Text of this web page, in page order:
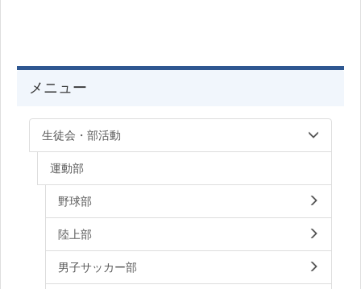
メニュー
生徒会・部活動
運動部
野球部
陸上部
男子サッカー部